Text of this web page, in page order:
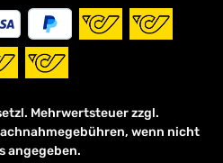
Mehrwertsteuer zzgl.
wenn nicht
angegeben.